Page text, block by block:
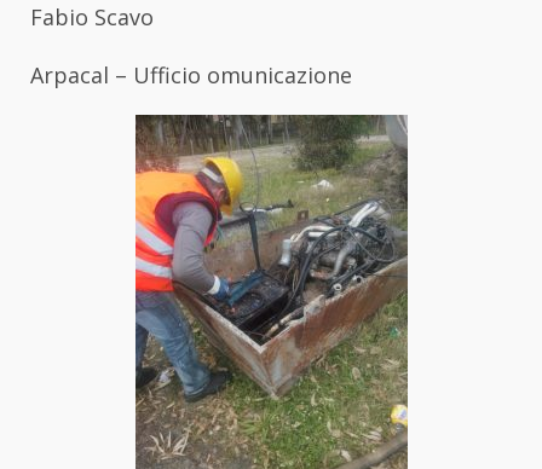
Fabio Scavo
Arpacal – Ufficio omunicazione